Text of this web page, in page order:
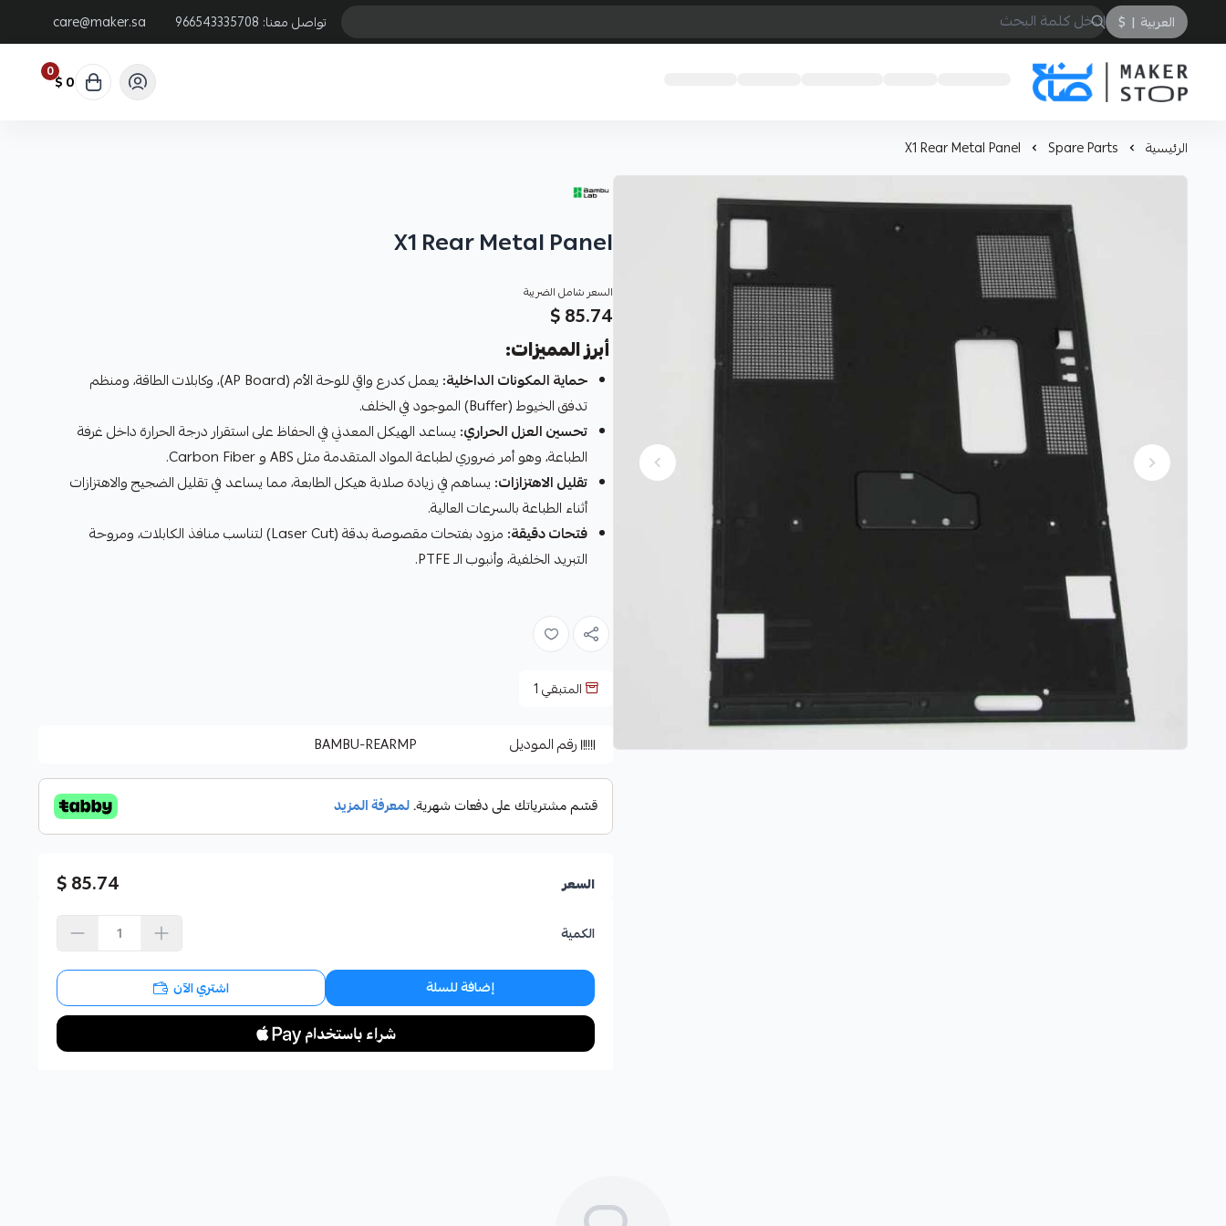
العربية |
$ تواصل معنا: 966543335708
care@maker.sa
صانع
0 0 $
الرئيسية Spare Parts
X1 Rear Metal Panel
X1 Rear Metal Panel
السعر شامل الضريبة
85.74 $
أبرز المميزات:
حماية المكونات الداخلية:
يعمل كدرع واقي للوحة الأم (AP Board)، وكابلات الطاقة، ومنظم
تدفق الخيوط (Buffer) الموجود في الخلف.
تحسين العزل الحراري: يساعد الهيكل المعدني في الحفاظ على استقرار درجة الحرارة داخل غرفة
الطباعة، وهو أمر ضروري لطباعة المواد المتقدمة مثل ABS و Carbon Fiber.
تقليل الاهتزازات: يساهم في زيادة صلابة هيكل الطابعة، مما يساعد في تقليل الضجيج والاهتزازات
أثناء الطباعة بالسرعات العالية.
فتحات دقيقة:
مزود بفتحات مقصوصة بدقة (Laser Cut) لتناسب منافذ الكابلات، ومروحة
التبريد الخلفية، وأنبوب الـ PTFE.
المتبقي1
رقم الموديل BAMBU-REARMP
السعر 85.74 $
الكمية
إضافة للسلة اشتري الآن